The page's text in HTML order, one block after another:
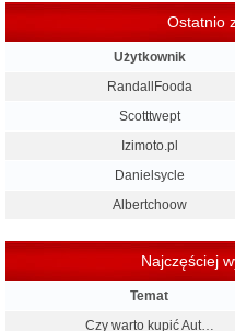
Ostatnio
Użytkownik
RandallFooda
Scotttwept
Izimoto.pl
Danielsycle
Albertchoow
Najczęściej
Temat
Czy warto kupić Aut…